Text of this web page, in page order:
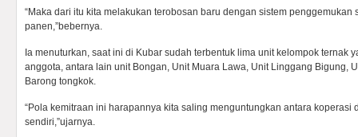
“Maka dari itu kita melakukan terobosan baru dengan sistem
panen,”bebernya.
Ia menuturkan, saat ini di Kubar sudah terbentuk lima unit kelompok ternak
anggota, antara lain unit Bongan, Unit Muara Lawa, Unit Linggang Bigung,
Barong tongkok.
“Pola kemitraan ini harapannya kita saling menguntungkan antara koperasi
sendiri,”ujarnya.